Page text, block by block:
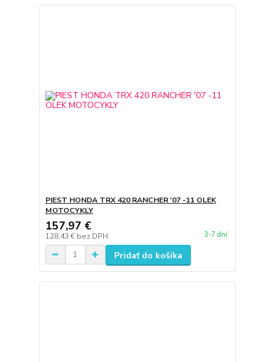
PIEST HONDA TRX 420 RANCHER '07 -11 OLEK
MOTOCYKLY
157,97 €
128,43 € bez DPH 3-7 dní
Pridať do košíka